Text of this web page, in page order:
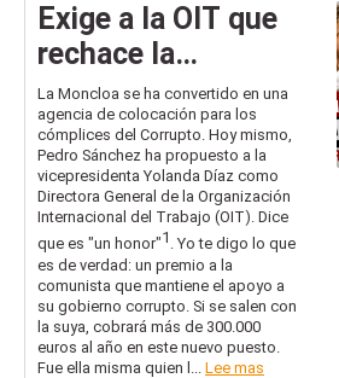
Exige a la OIT que
rechace la
candidatura de
Yolanda Díaz a su
Dirección General
La Moncloa se ha convertido en una
agencia de colocación para los
cómplices del Corrupto. Hoy mismo,
Pedro Sánchez ha propuesto a la
vicepresidenta Yolanda Díaz como
Directora General de la Organización
Internacional del Trabajo (OIT). Dice
que es "un honor"1 . Yo te digo lo que
es de verdad: un premio a la
comunista que mantiene el apoyo a
su gobierno corrupto. Si se salen con
la suya, cobrará más de 300.000
euros al año en este nuevo puesto.
Fue ella misma quien l... Lee mas